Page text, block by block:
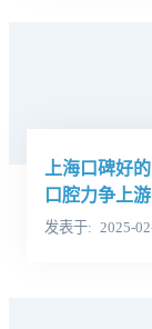
上海口碑好
口腔力争上
发表于 2025-